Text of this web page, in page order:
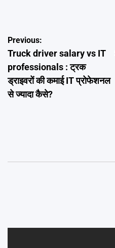
Post
navigation
Previous:
Truck driver salary vs IT
professionals : ट्रक
ड्राइवरों की कमाई IT प्रोफेशनल
से ज्यादा कैसे?